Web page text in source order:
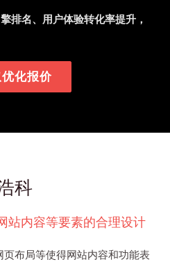
排名、用户体验转化率提升，
化报价
科
站内容等要素的合理设计
布局等使得网站内容和功能表